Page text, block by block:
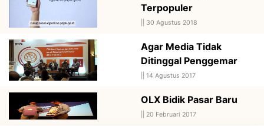
Terpopuler
30 Agustus 2018
Agar Media Tidak
Ditinggal Penggemar
14 Agustus 2017
OLX Bidik Pasar Baru
20 Februari 2017